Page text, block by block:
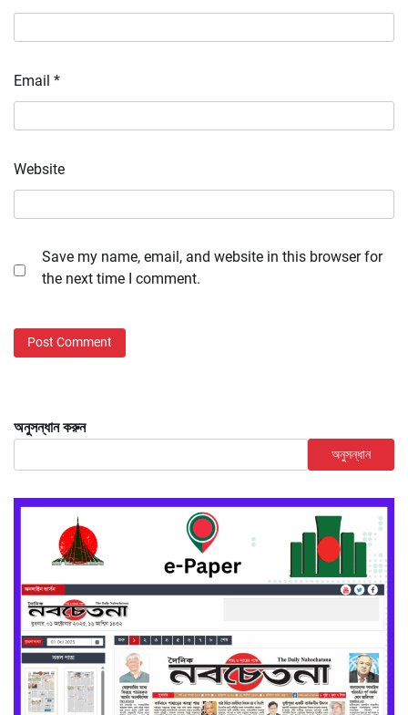
Email *
Website
Save my name, email, and website in this browser for
the next time I comment.
অনুসন্ধান করুন
অনুসন্ধান